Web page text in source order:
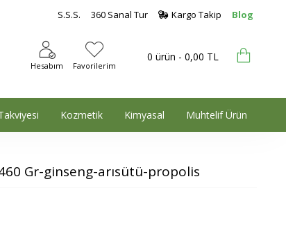
S.S.S. 360 Sanal Tur Kargo Takip Blog
Hesabım Favorilerim
0 ürün - 0,00 TL
Kozmetik Kimyasal Muhtelif Ürün
Gr-ginseng-arısütü-propolis